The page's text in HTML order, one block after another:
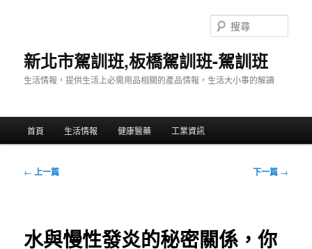
新北市駕訓班,板橋駕訓班-駕訓班
生活情報，提供生活上必需用品相關的產品情報，生活大小事的解讀
尋
首頁 生活情報 健康醫藥 工業資訊
文
← 上一篇 下一篇 →
水與慢性發炎的秘密關係，你